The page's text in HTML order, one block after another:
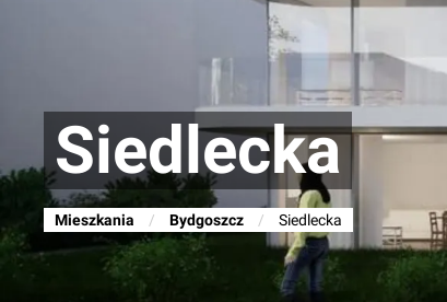
Siedlecka
Mieszkania / Bydgoszcz / Siedlecka